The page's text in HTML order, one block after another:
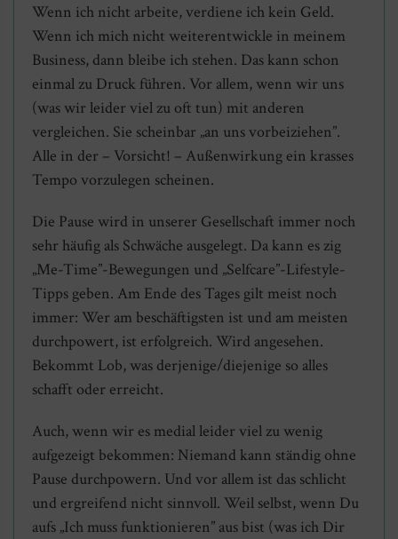
Wenn ich nicht arbeite, verdiene ich kein Geld.
Wenn ich mich nicht weiterentwickle in meinem
Business, dann bleibe ich stehen. Das kann schon
einmal zu Druck führen. Vor allem, wenn wir uns
(was wir leider viel zu oft tun) mit anderen
vergleichen. Sie scheinbar „an uns vorbeiziehen”.
Alle in der – Vorsicht! – Außenwirkung ein krasses
Tempo vorzulegen scheinen.
Die Pause wird in unserer Gesellschaft immer noch
sehr häufig als Schwäche ausgelegt. Da kann es zig
„Me-Time”-Bewegungen und „Selfcare”-Lifestyle-
Tipps geben. Am Ende des Tages gilt meist noch
immer: Wer am beschäftigsten ist und am meisten
durchpowert, ist erfolgreich. Wird angesehen.
Bekommt Lob, was derjenige/diejenige so alles
schafft oder erreicht.
Auch, wenn wir es medial leider viel zu wenig
aufgezeigt bekommen: Niemand kann ständig ohne
Pause durchpowern. Und vor allem ist das schlicht
und ergreifend nicht sinnvoll. Weil selbst, wenn Du
aufs „Ich muss funktionieren” aus bist (was ich Dir